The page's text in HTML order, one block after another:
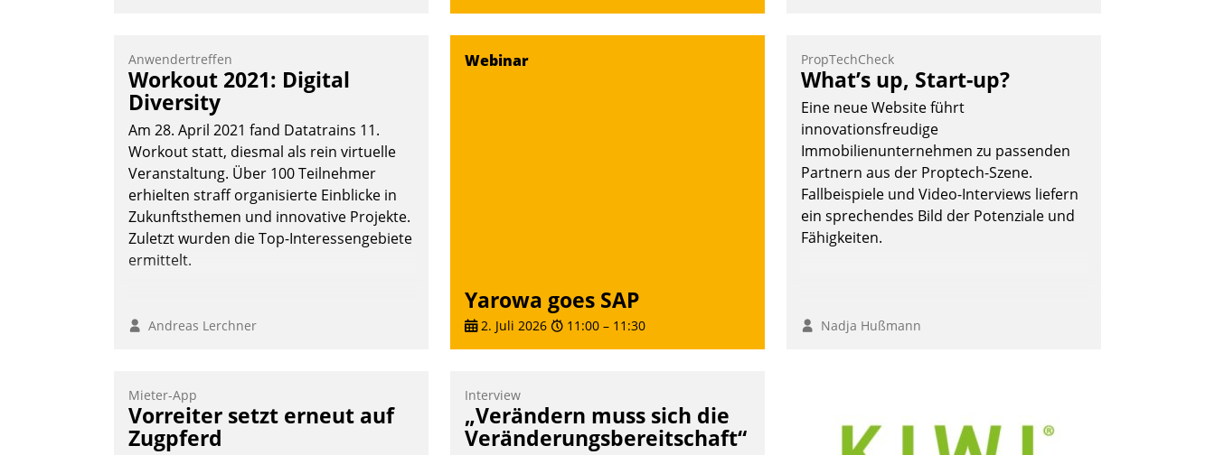
Teilnehmer kurzweilige Einblicke in
innovative Cloud-Strategien und -
Lösungen mit hohem Zukunftspotenzial.
Andreas Lerchner
Anwendertreffen
Workout 2021: Digital
Diversity
Am 28. April 2021 fand Datatrains 11.
Workout statt, diesmal als rein virtuelle
Veranstaltung. Über 100 Teilnehmer
erhielten straff organisierte Einblicke in
Zukunftsthemen und innovative Projekte.
Zuletzt wurden die Top-Interessengebiete
ermittelt.
Andreas Lerchner
Webinar
Yarowa goes SAP
2. Juli 2026 11:00 – 11:30
PropTechCheck
What’s up, Start-up?
Eine neue Website führt
innovationsfreudige
Immobilienunternehmen zu passenden
Partnern aus der Proptech-Szene.
Fallbeispiele und Video-Interviews liefern
ein sprechendes Bild der Potenziale und
Fähigkeiten.
Nadja Hußmann
Mieter-App
Vorreiter setzt erneut auf
Zugpferd
Interview
„Verändern muss sich die
Veränderungsbereitschaft“